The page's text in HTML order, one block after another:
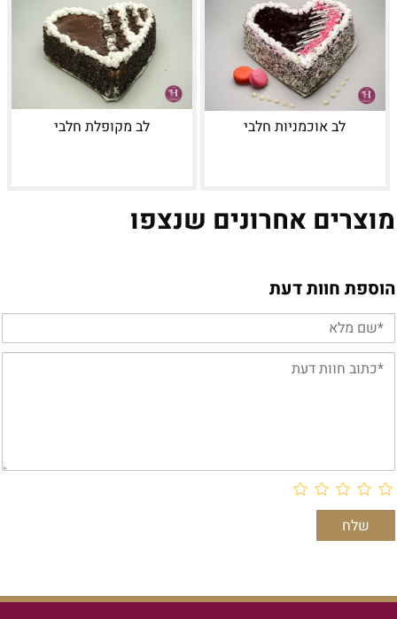
לב אוכמניות חלבי לב מקופלת חלבי
מוצרים אחרונים שנצפו
הוספת חוות דעת